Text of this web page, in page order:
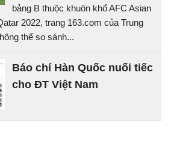
bảng B thuộc khuôn khổ AFC Asian
2022, trang 163.com của Trung
thể so sánh...
Báo chí Hàn Quốc nuối tiếc
cho ĐT Việt Nam